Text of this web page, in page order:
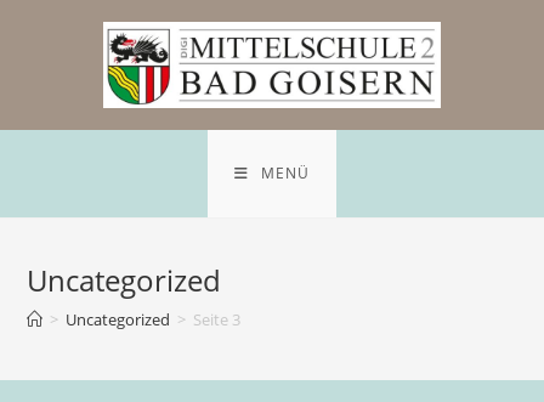
MENÜ
Uncategorized
> Uncategorized > Seite 3